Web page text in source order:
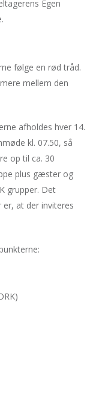
Egen
følge en rød tråd.
mellem den
afholdes hver 14.
kl. 07.50, så
op til ca. 30
plus gæster og
grupper. Det
at der inviteres